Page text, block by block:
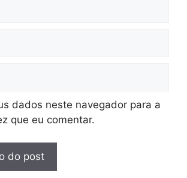
dados neste navegador para a
que eu comentar.